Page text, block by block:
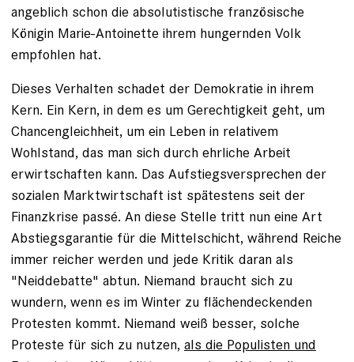
angeblich schon die absolutistische französische
Königin Marie-Antoinette ihrem hungernden Volk
empfohlen hat.
Dieses Verhalten schadet der Demokratie in ihrem
Kern. Ein Kern, in dem es um Gerechtigkeit geht, um
Chancengleichheit, um ein Leben in relativem
Wohlstand, das man sich durch ehrliche Arbeit
erwirtschaften kann. Das Aufstiegsversprechen der
sozialen Marktwirtschaft ist spätestens seit der
Finanzkrise passé. An diese Stelle tritt nun eine Art
Abstiegsgarantie für die Mittelschicht, während Reiche
immer reicher werden und jede Kritik daran als
"Neiddebatte" abtun. Niemand braucht sich zu
wundern, wenn es im Winter zu flächendeckenden
Protesten kommt. Niemand weiß besser, solche
Proteste für sich zu nutzen, als die Populisten und